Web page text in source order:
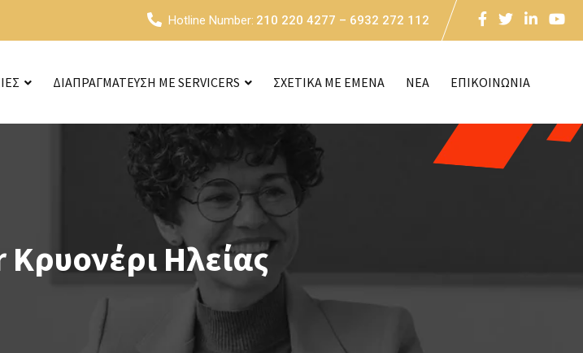
Hotline Number: 210 220 4277 – 6932 272 112
ΔΙΑΠΡΑΓΜΑΤΕΥΣΗ ΜΕ SERVICERS ΣΧΕΤΙΚΑ ΜΕ ΕΜΕΝΑ NEA ΕΠΙΚΟΙΝΩΝΙΑ
Ηλείας